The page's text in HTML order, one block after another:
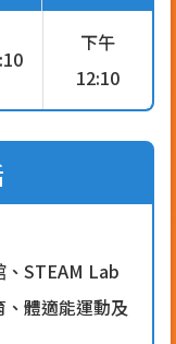
下午
12:10
、STEAM Lab
體適能運動及